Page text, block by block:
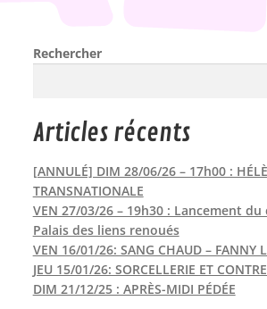
Rechercher
Articles récents
[ANNULÉ] DIM 28/06/26 – 17h00 :
TRANSNATIONALE
VEN 27/03/26 – 19h30 : Lancement
Palais des liens renoués
VEN 16/01/26: SANG CHAUD – FANNY
JEU 15/01/26: SORCELLERIE ET
DIM 21/12/25 : APRÈS-MIDI PÉDÉE